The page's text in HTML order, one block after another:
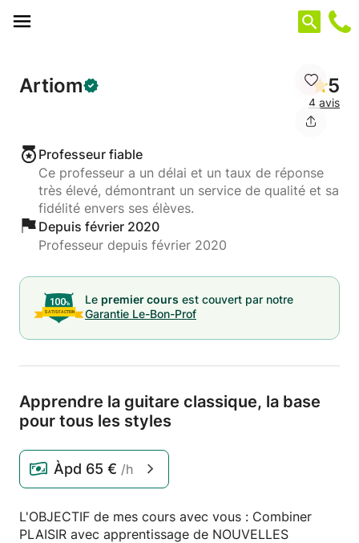
Artiom 5
4 avis
Professeur fiable
Ce professeur a un délai et un taux de réponse
très élevé, démontrant un service de qualité et sa
fidélité envers ses élèves.
Depuis février 2020
Professeur depuis février 2020
Le premier cours est couvert par notre
Garantie Le-Bon-Prof
Apprendre la guitare classique, la base
pour tous les styles
Àpd 65 € /h
L'OBJECTIF de mes cours avec vous : Combiner
PLAISIR avec apprentissage de NOUVELLES